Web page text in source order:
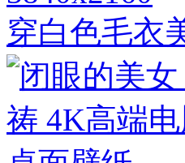
穿白色毛衣